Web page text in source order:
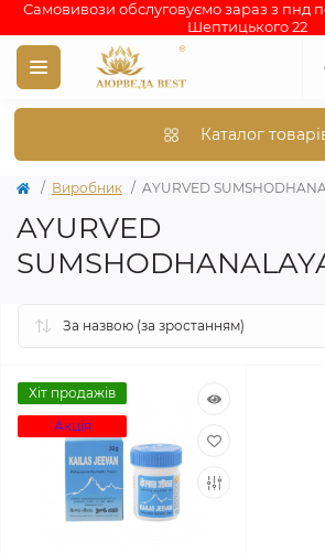
Самовивози обслуговуємо зараз з пнд
Шептицького 22
Каталог
Виробник AYURVED
AYURVED
Хіт продажів
Акція